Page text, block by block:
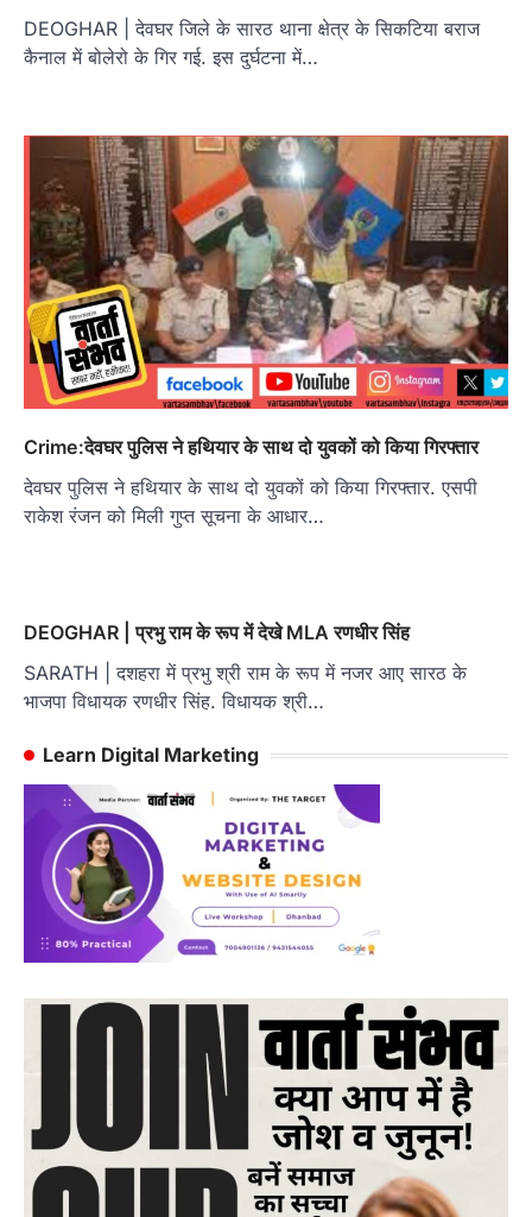
DEOGHAR | देवघर जिले के सारठ थाना क्षेत्र के सिकटिया बराज
कैनाल में बोलेरो के गिर गई. इस दुर्घटना में…
Crime:देवघर पुलिस ने हथियार के साथ दो युवकों को किया गिरफ्तार
देवघर पुलिस ने हथियार के साथ दो युवकों को किया गिरफ्तार. एसपी
राकेश रंजन को मिली गुप्त सूचना के आधार…
DEOGHAR | प्रभु राम के रूप में देखे MLA रणधीर सिंह
SARATH | दशहरा में प्रभु श्री राम के रूप में नजर आए सारठ के
भाजपा विधायक रणधीर सिंह. विधायक श्री…
Learn Digital Marketing